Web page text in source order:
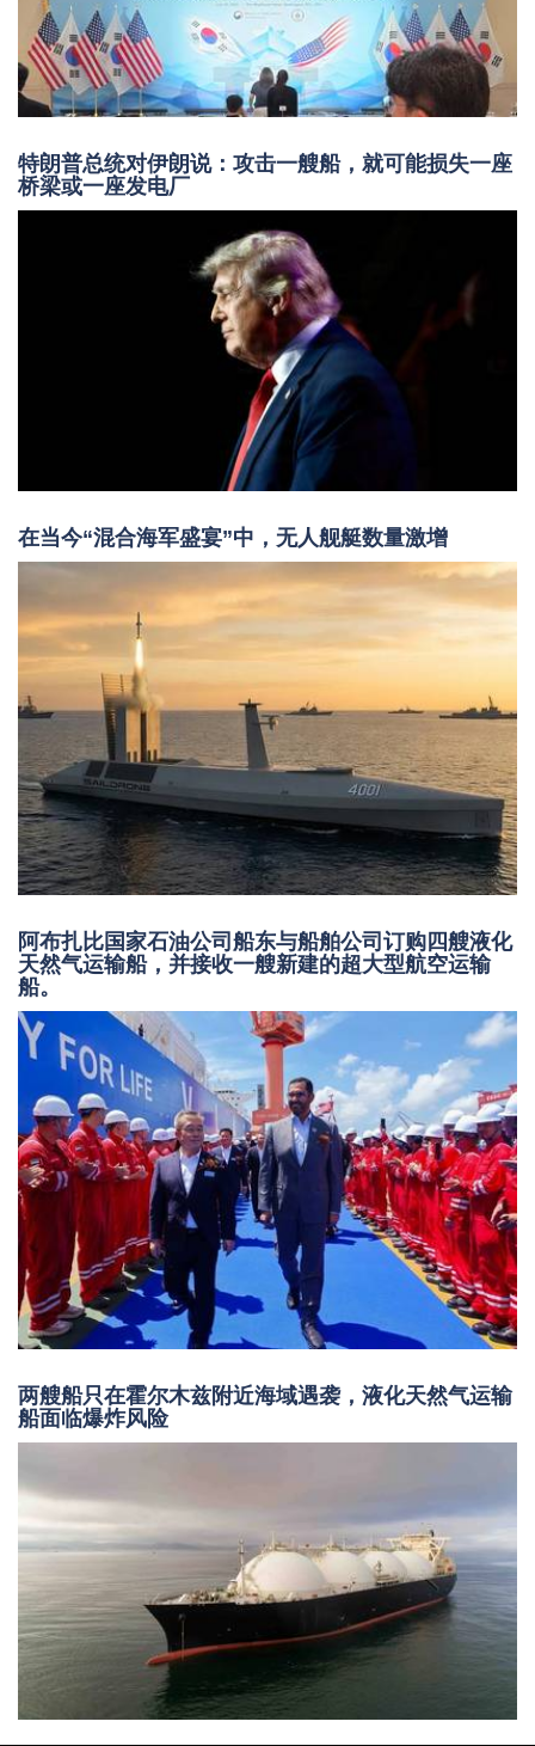
特朗普总统对伊朗说：攻击一艘船，就可能损失一座
桥梁或一座发电厂
在当今“混合海军盛宴”中，无人舰艇数量激增
阿布扎比国家石油公司船东与船舶公司订购四艘液化
天然气运输船，并接收一艘新建的超大型航空运输
船。
两艘船只在霍尔木兹附近海域遇袭，液化天然气运输
船面临爆炸风险